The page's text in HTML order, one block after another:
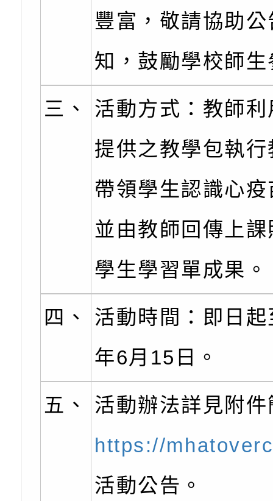
(星期六)下午2時至5
立臺灣科學教育館（
林區士商路189號）
理「115年度515國
導及系列座談活動」
檢送本市115學年度
術才能音樂班鑑定二
函轉本府新聞處115
安全宣導
檢送本府新聞處115
安全宣導
有關衛生福利部辦理
逆境少年家庭支持服
北、中、南共3場次
轉知社團法人中華民
少意見交流大會」簡
月至8月舉辦「空間
多元文化遊戲室之規
造」、「阿德勒心理
學諮商輔導的應用」
不只是遊戲 - 兒童遊
門工作坊 （中部場
檢送行政院新聞傳
月份公共服務政策溝
桃園市龜山區大坑國
理114學年度整合性
育講座「爸媽不暴走
成長」
台灣遊戲治療學會
日舉辦「空間的療癒
文化遊戲室之規畫與
檢送衛生福利部「政
材應注意之可及性格
有關本市桃園區中埔
「桃園市115年度兒
情緒管理訓練-獨輪
施計畫」
有關國立羅東高級中
「生命教育議題深化
議題論壇與生命塔羅
檢送LED跑馬燈文字
託播影片
有關教育部特殊教育
團學前及國中小身障
理「普特協作—課程
有關國立臺中教育大
「115年適應運動經
轉知教育部國教署生
豐富，敬請協助
知，鼓勵學校師
三、
活動方式：教師
提供之教學包執
帶領學生認識心
並由教師回傳上
學生學習單成果。
四、
活動時間：即日
年6月15日。
五、
活動辦法詳見附
https://
活動公告。